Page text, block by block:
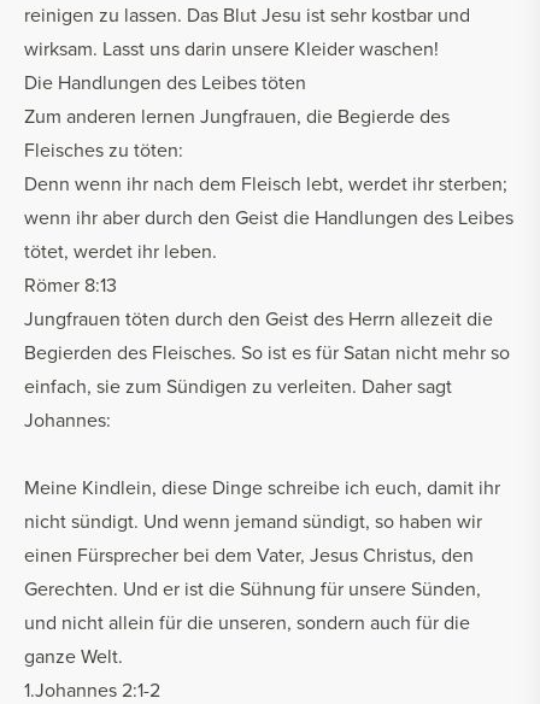
reinigen zu lassen. Das Blut Jesu ist sehr kostbar und
wirksam. Lasst uns darin unsere Kleider waschen!
Die Handlungen des Leibes töten
Zum anderen lernen Jungfrauen, die Begierde des
Fleisches zu töten:
Denn wenn ihr nach dem Fleisch lebt, werdet ihr sterben;
wenn ihr aber durch den Geist die Handlungen des Leibes
tötet, werdet ihr leben.
Römer 8:13
Jungfrauen töten durch den Geist des Herrn allezeit die
Begierden des Fleisches. So ist es für Satan nicht mehr so
einfach, sie zum Sündigen zu verleiten. Daher sagt
Johannes:
Meine Kindlein, diese Dinge schreibe ich euch, damit ihr
nicht sündigt. Und wenn jemand sündigt, so haben wir
einen Fürsprecher bei dem Vater, Jesus Christus, den
Gerechten. Und er ist die Sühnung für unsere Sünden,
und nicht allein für die unseren, sondern auch für die
ganze Welt.
1.Johannes 2:1-2